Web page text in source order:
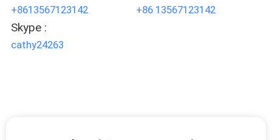
DEL
SITO
+8613567123142 +86 13567123142
Skype :
cathy24263